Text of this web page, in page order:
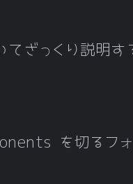
ざっくり説明す
を切るフ